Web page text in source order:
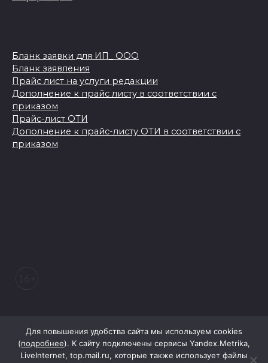
Бланк заявки для ИП_ ООО
Бланк заявления
Прайс лист на услуги редакции
Дополнение к прайс листу в соответствии с
приказом
Прайс-лист ОТИ
Дополнение к прайс-листу ОТИ в соответствии с
приказом
Для повышения удобства сайта мы используем cookies
(подробнее). К сайту подключены сервисы Yandex.Metrika,
LiveInternet, top.mail.ru, которые также использует файлы